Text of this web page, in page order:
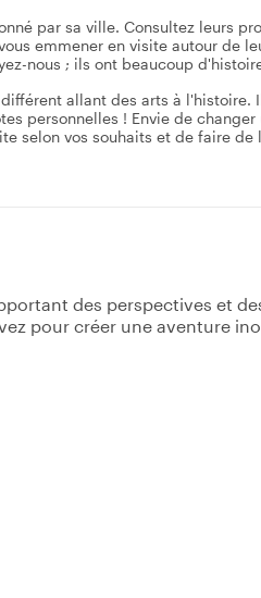
par sa ville. Consultez leurs
emmener en visite autour de
nous ; ils ont beaucoup
allant des arts à l'histoire.
personnelles ! Envie de
selon vos souhaits et de faire
des perspectives et
pour créer une aventure